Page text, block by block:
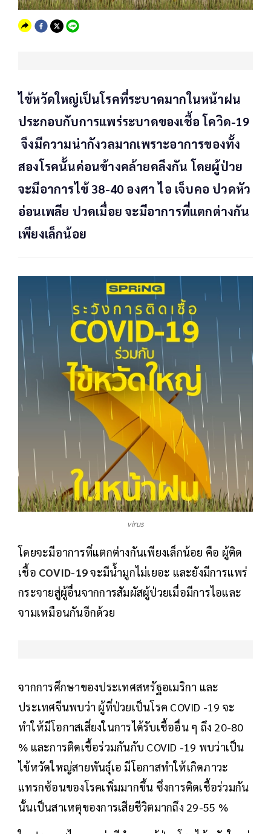
ไข้หวัดใหญ่เป็นโรคที่ระบาดมากในหน้าฝน
ประกอบกับการแพร่ระบาดของเชื้อ โควิด-19
จึงมีความน่ากังวลมากเพราะอาการของทั้ง
สองโรคนั้นค่อนข้างคล้ายคลึงกัน โดยผู้ป่วย
จะมีอาการไข้ 38-40 องศา ไอ เจ็บคอ ปวดหัว
อ่อนเพลีย ปวดเมื่อย จะมีอาการที่แตกต่างกัน
เพียงเล็กน้อย
virus
โดยจะมีอาการที่แตกต่างกันเพียงเล็กน้อย คือ ผู้ติด
เชื้อ COVID-19จะมีน้ำมูกไม่เยอะ และยังมีการแพร่
กระจายสู่ผู้อื่นจากการสัมผัสผู้ป่วยเมื่อมีการไอและ
จามเหมือนกันอีกด้วย
จากการศึกษาของประเทศสหรัฐอเมริกา และ
ประเทศจีนพบว่า ผู้ที่ป่วยเป็นโรค COVID -19 จะ
ทำให้มีโอกาสเสี่ยงในการได้รับเชื้ออื่น ๆ ถึง 20-80
% และการติดเชื้อร่วมกันกับ COVID -19 พบว่าเป็น
ไข้หวัดใหญ่สายพันธุ์เอ มีโอกาสทำให้เกิดภาวะ
แทรกซ้อนของโรคเพิ่มมากขึ้น ซึ่งการติดเชื้อร่วมกัน
นั้นเป็นสาเหตุของการเสียชีวิตมากถึง 29-55 %